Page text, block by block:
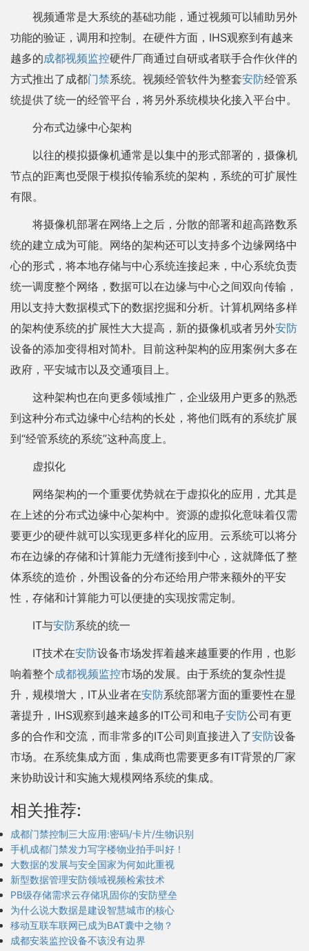
视频通常是大系统的基础功能，通过视频可以辅助另外
功能的验证，调用和控制。在硬件方面，IHS观察到有越来
越多的成都视频监控硬件厂商通过自研或者联手合作伙伴的
方式推出了成都门禁系统。视频经管软件为整套安防经管系
统提供了统一的经管平台，将另外系统模块化接入平台中。
分布式边缘中心架构
以往的模拟摄像机通常是以集中的形式部署的，摄像机
节点的距离也受限于模拟传输系统的架构，系统的可扩展性
有限。
将摄像机部署在网络上之后，分散的部署和超高路数系
统的建立成为可能。网络的架构还可以支持多个边缘网络中
心的形式，将本地存储与中心系统连接起来，中心系统负责
统一调度整个网络，数据可以在边缘与中心之间双向传输，
用以支持大数据模式下的数据挖掘和分析。计算机网络多样
的架构使系统的扩展性大大提高，新的摄像机或者另外安防
设备的添加变得相对简朴。目前这种架构的应用案例大多在
政府，平安城市以及交通项目上。
这种架构也在向更多领域推广，企业级用户更多的熟悉
到这种分布式边缘中心结构的长处，将他们既有的系统扩展
到“经管系统的系统”这种高度上。
虚拟化
网络架构的一个重要优势就在于虚拟化的应用，尤其是
在上述的分布式边缘中心架构中。资源的虚拟化意味着仅需
要更少的硬件就可以实现更多样化的应用。云系统可以将分
布在边缘的存储和计算能力无缝衔接到中心，这就降低了整
体系统的造价，外围设备的分布还给用户带来额外的平安
性，存储和计算能力可以便捷的实现按需定制。
IT与安防系统的统一
IT技术在安防设备市场发挥着越来越重要的作用，也影
响着整个成都视频监控市场的发展。由于系统的复杂性提
升，规模增大，IT从业者在安防系统部署方面的重要性在显
著提升，IHS观察到越来越多的IT公司和电子安防公司有更
多的合作和交流，而非常多的IT公司则直接进入了安防设备
市场。在系统集成方面，集成商也需要更多有IT背景的厂家
来协助设计和实施大规模网络系统的集成。
相关推荐:
成都门禁控制三大应用:密码/卡片/生物识别
手机成都门禁发力写字楼物业拍手叫好！
大数据的发展与安全国家为何如此重视
新型数据管理安防领域视频检索技术
PB级存储需求云存储巩固你的安防壁垒
为什么说大数据是建设智慧城市的核心
移动互联车联网已成为BAT囊中之物？
成都安装监控设备不该没有边界